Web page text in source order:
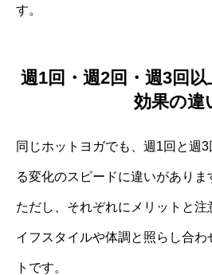
す。
週1回・週2回・週3回
効果の違
同じホットヨガでも、週1回と週
る変化のスピードに違いがありま
ただし、それぞれにメリットと注
イフスタイルや体調と照らし合
トです。